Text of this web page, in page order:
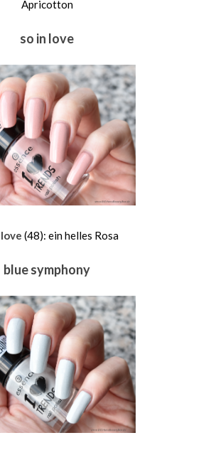
Apricotton
so in love
(48): ein helles Rosa
blue symphony